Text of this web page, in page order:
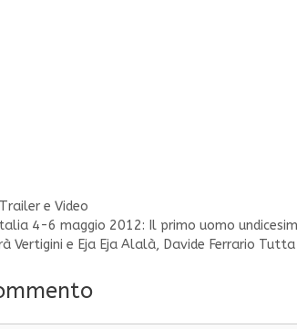
Trailer e Video
4-6 maggio 2012: Il primo uomo
Vertigini e Eja Eja Alalà, Davide Ferrario